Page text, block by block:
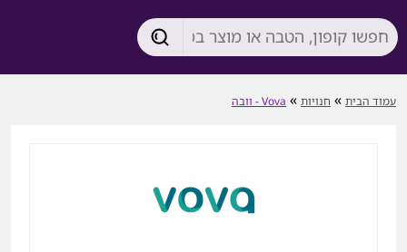
עמוד הבית » חנויות » Vova - וובה